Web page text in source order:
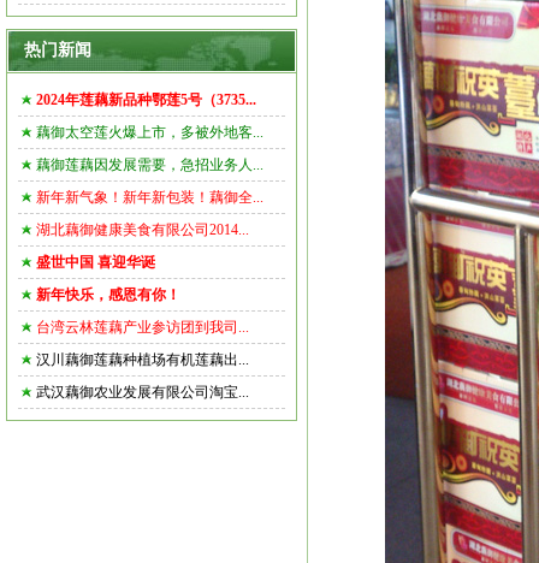
热门新闻
2024年莲藕新品种鄂莲5号（3735...
藕御太空莲火爆上市，多被外地客...
藕御莲藕因发展需要，急招业务人...
新年新气象！新年新包装！藕御全...
湖北藕御健康美食有限公司2014...
盛世中国 喜迎华诞
新年快乐，感恩有你！
台湾云林莲藕产业参访团到我司...
汉川藕御莲藕种植场有机莲藕出...
武汉藕御农业发展有限公司淘宝...